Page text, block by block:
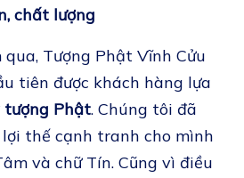
chất lượng
Tượng Phật Vĩnh Cửu
tiên được khách hàng lựa
tượng Phật. Chúng tôi đã
thế cạnh tranh cho mình
và chữ Tín. Cũng vì điều